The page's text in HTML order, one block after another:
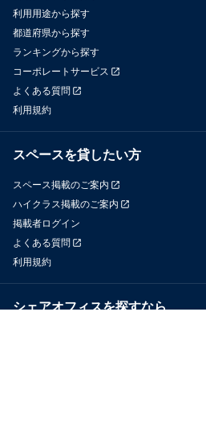
利用用途から探す
都道府県から探す
ランキングから探す
コーポレートサービス
よくある質問
利用規約
スペースを貸したい方
スペース掲載のご案内
ハイクラス掲載のご案内
掲載者ログイン
よくある質問
利用規約
シェアオフィスを探すなら